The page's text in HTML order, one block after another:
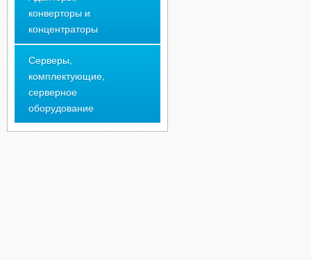
конверторы и
концентраторы
Серверы,
комплектующие,
серверное
оборудование